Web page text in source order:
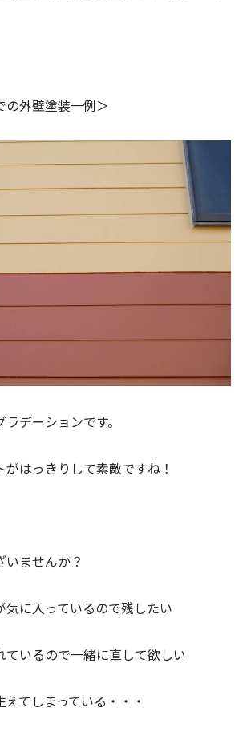
の外壁塗装一例＞
デーションです。
はっきりして素敵ですね！
いませんか？
気に入っているので残したい
ているので一緒に直して欲しい
てしまっている・・・